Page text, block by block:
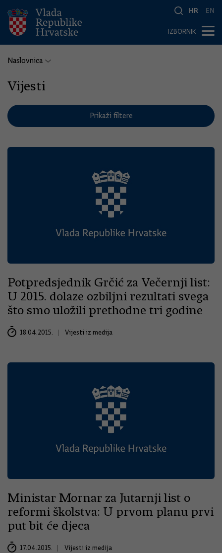
HR EN
IZBORNIK
Naslovnica
Vijesti
Prikaži filtere
Potpredsjednik Grčić za Večernji list:
U 2015. dolaze ozbiljni rezultati svega
što smo uložili prethodne tri godine
18.04.2015. Vijesti iz medija
Ministar Mornar za Jutarnji list o
reformi školstva: U prvom planu prvi
put bit će djeca
17.04.2015. Vijesti iz medija